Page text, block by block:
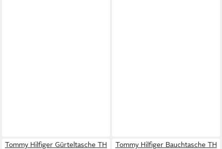
Tommy Hilfiger Gürteltasche TH
Tommy Hilfiger Bauchtasche TH